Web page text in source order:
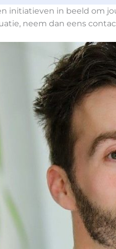
initiatieven in beeld om
neem dan eens